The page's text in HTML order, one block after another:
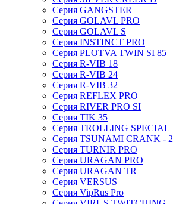
Серия GANGSTER
Серия GOLAVL PRO
Серия GOLAVL S
Серия INSTINCT PRO
Серия PLOTVA TWIN SI 85
Серия R-VIB 18
Серия R-VIB 24
Серия R-VIB 32
Серия REFLEX PRO
Серия RIVER PRO SI
Серия TIK 35
Серия TROLLING SPECIAL
Серия TSUNAMI CRANK - 2
Серия TURNIR PRO
Серия URAGAN PRO
Серия URAGAN TR
Серия VERSUS
Серия VipRus Pro